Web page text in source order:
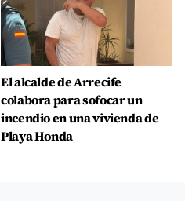
El alcalde de Arrecife
colabora para sofocar un
incendio en una vivienda de
Playa Honda